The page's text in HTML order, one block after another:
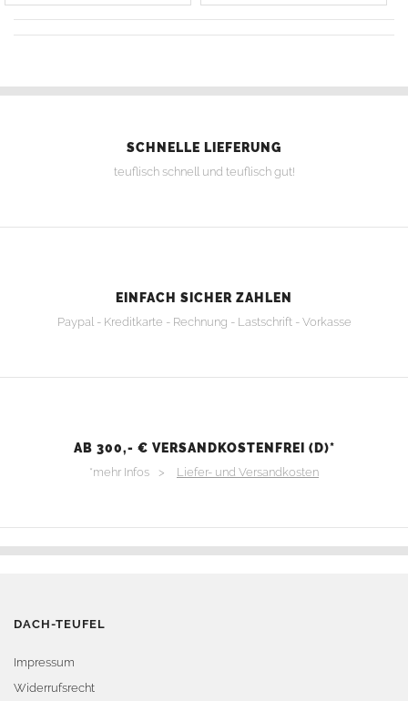
SCHNELLE LIEFERUNG
teuflisch schnell und teuflisch gut!
EINFACH SICHER ZAHLEN
Paypal - Kreditkarte - Rechnung - Lastschrift - Vorkasse
AB 300,- € VERSANDKOSTENFREI (D)*
*mehr Infos > Liefer- und Versandkosten
DACH-TEUFEL
Impressum
Widerrufsrecht